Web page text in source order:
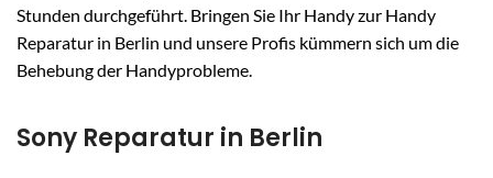
Stunden durchgeführt. Bringen Sie Ihr Handy zur Handy
Reparatur in Berlin und unsere Profis kümmern sich um die
Behebung der Handyprobleme.
Sony Reparatur in Berlin